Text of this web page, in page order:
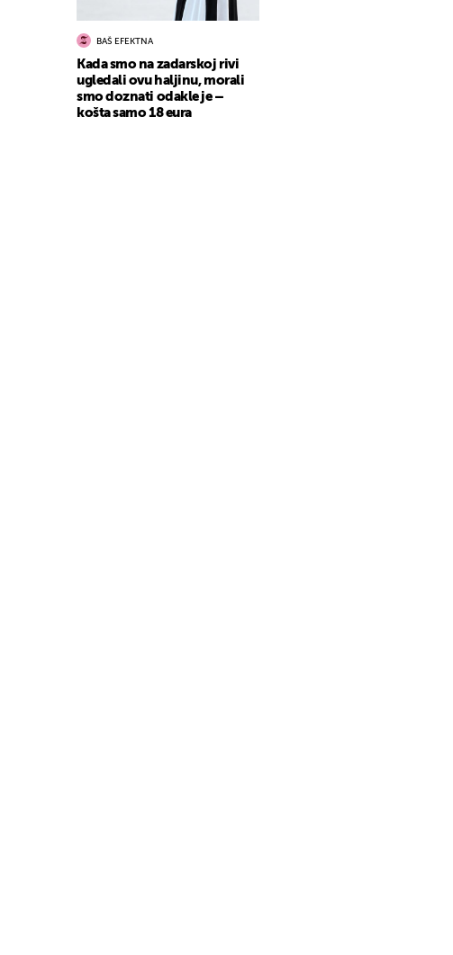
BAŠ EFEKTNA
Kada smo na zadarskoj rivi
ugledali ovu haljinu, morali
smo doznati odakle je –
košta samo 18 eura